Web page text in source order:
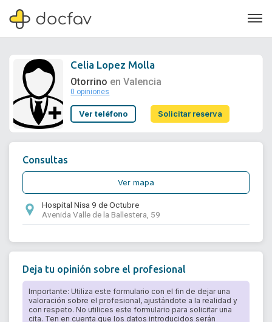
Soporte
Celia Lopez Molla
Otorrino en Valencia
0 opiniones
Ver teléfono Solicitar reserva
Consultas
Ver mapa
Hospital Nisa 9 de Octubre
Avenida Valle de la Ballestera, 59
Deja tu opinión sobre el profesional
Importante: Utiliza este formulario con el fin de dejar una
valoración sobre el profesional, ajustándote a la realidad y
con respeto. No utilices este formulario para solicitar una
cita. Ten en cuenta que los datos introducidos serán